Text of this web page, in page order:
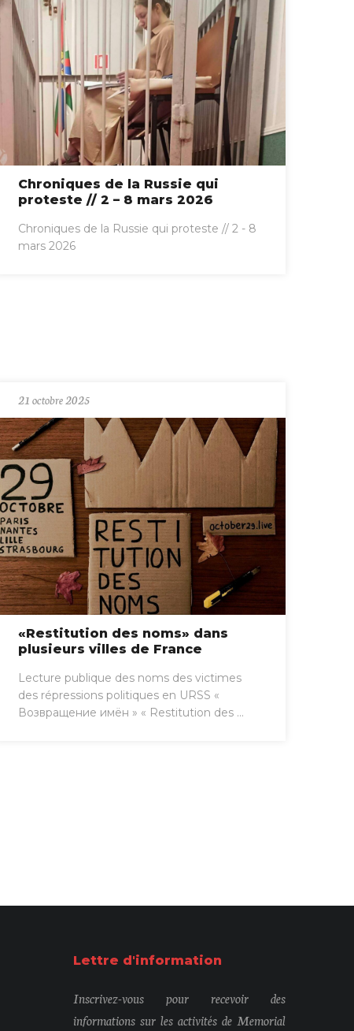
Chroniques de la Russie qui
proteste // 2 – 8 mars 2026
Chroniques de la Russie qui proteste // 2 - 8
mars 2026
21 octobre 2025
«Restitution des noms» dans
plusieurs villes de France
Lecture publique des noms des victimes
des répressions politiques en URSS «
Возвращение имён » « Restitution des ...
Lettre d'information
Inscrivez-vous pour recevoir des
informations sur les activités de Memorial